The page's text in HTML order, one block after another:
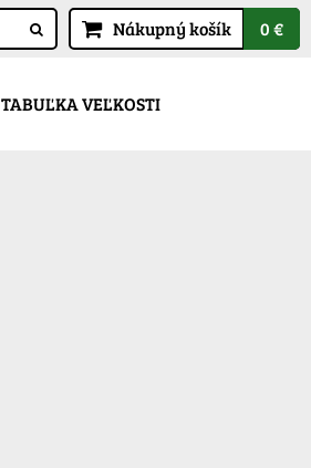
Nákupný košík 0 €
TABUĽKA VEĽKOSTI